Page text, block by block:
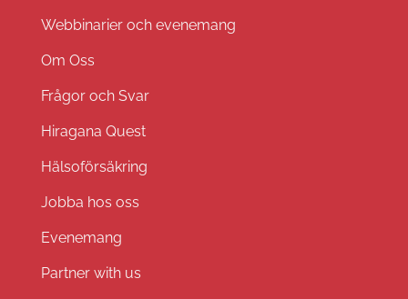
Webbinarier och evenemang
Om Oss
Frågor och Svar
Hiragana Quest
Hälsoförsäkring
Jobba hos oss
Evenemang
Partner with us